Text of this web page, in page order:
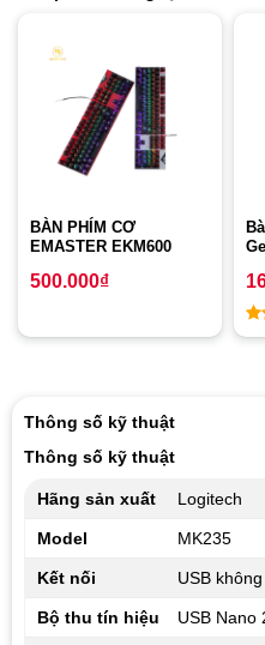
BÀN PHÍM CƠ
EMASTER EKM600
500.000₫
1
Thông số kỹ thuật
Thông số kỹ thuật
Hãng sản xuất Logitech
Model MK235
Kết nối USB
Bộ thu tín hiệu USB Nano